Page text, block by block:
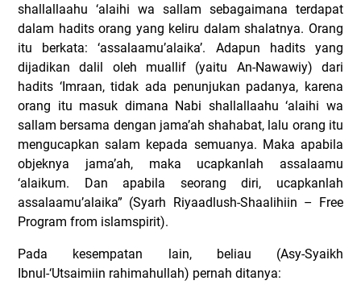
shallallaahu ‘alaihi wa sallam sebagaimana terdapat
dalam hadits orang yang keliru dalam shalatnya. Orang
itu berkata: ‘assalaamu’alaika’. Adapun hadits yang
dijadikan dalil oleh muallif (yaitu An-Nawawiy) dari
hadits ‘Imraan, tidak ada penunjukan padanya, karena
orang itu masuk dimana Nabi shallallaahu ‘alaihi wa
sallam bersama dengan jama’ah shahabat, lalu orang itu
mengucapkan salam kepada semuanya. Maka apabila
objeknya jama’ah, maka ucapkanlah assalaamu
‘alaikum. Dan apabila seorang diri, ucapkanlah
assalaamu’alaika” (Syarh Riyaadlush-Shaalihiin – Free
Program from islamspirit).
Pada kesempatan lain, beliau (Asy-Syaikh
Ibnul-‘Utsaimiin rahimahullah) pernah ditanya: